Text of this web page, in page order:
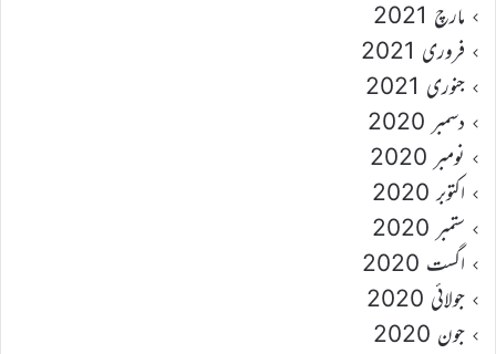
مارچ 2021
فروری 2021
جنوری 2021
دسمبر 2020
نومبر 2020
اکتوبر 2020
ستمبر 2020
اگست 2020
جولائی 2020
جون 2020